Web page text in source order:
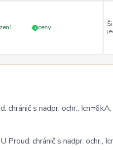
+ ceny
s nadpr. ochr.,